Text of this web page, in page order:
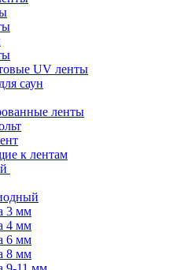
UV ленты
саун
ленты
к лентам
3 мм
4 мм
6 мм
8 мм